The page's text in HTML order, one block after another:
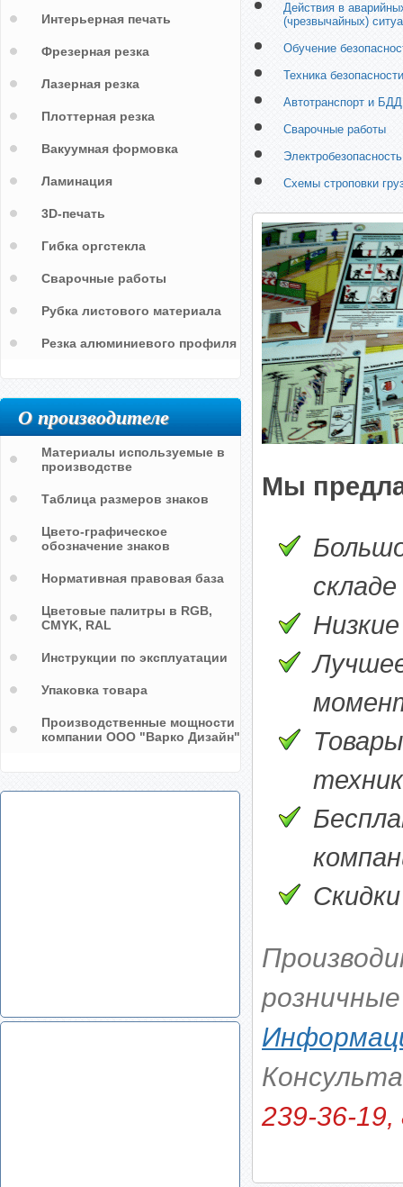
Действия в
(чрезвычайных)
Обучение
Техника безопасности
Автотранспорт и БДД
Сварочные работы
Электробезопасность
Схемы строповки
Мы
складе
Скидки
239-36-19,
Интерьерная печать
Фрезерная резка
Лазерная резка
Плоттерная резка
Вакуумная формовка
Ламинация
3D-печать
Гибка оргстекла
Сварочные работы
Рубка листового материала
Резка алюминиевого профиля
О производителе
Материалы используемые в
производстве
Таблица размеров знаков
Цвето-графическое
обозначение знаков
Нормативная правовая база
Цветовые палитры в RGB,
CMYK, RAL
Инструкции по эксплуатации
Упаковка товара
Производственные мощности
компании ООО "Варко Дизайн"